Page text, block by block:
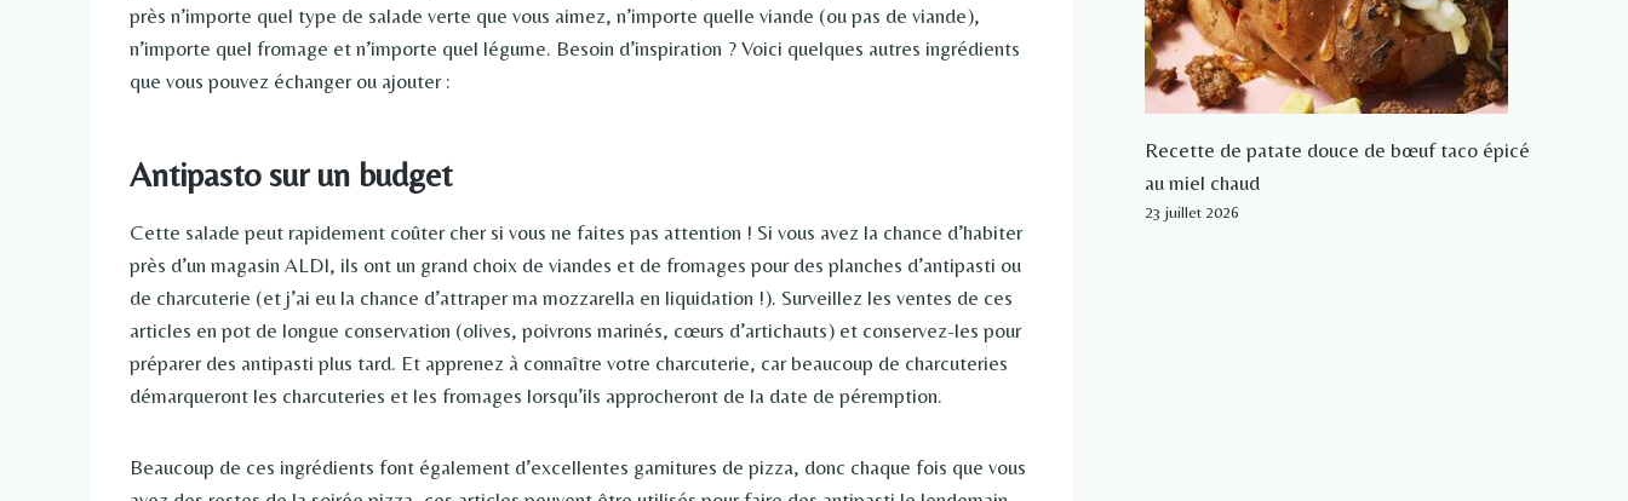
près n’importe quel type de salade verte que vous aimez, n’importe quelle viande (ou pas de viande),
n’importe quel fromage et n’importe quel légume. Besoin d’inspiration ? Voici quelques autres ingrédients
que vous pouvez échanger ou ajouter :
Antipasto sur un budget
Cette salade peut rapidement coûter cher si vous ne faites pas attention ! Si vous avez la chance d’habiter
près d’un magasin ALDI, ils ont un grand choix de viandes et de fromages pour des planches d’antipasti ou
de charcuterie (et j’ai eu la chance d’attraper ma mozzarella en liquidation !). Surveillez les ventes de ces
articles en pot de longue conservation (olives, poivrons marinés, cœurs d’artichauts) et conservez-les pour
préparer des antipasti plus tard. Et apprenez à connaître votre charcuterie, car beaucoup de charcuteries
démarqueront les charcuteries et les fromages lorsqu’ils approcheront de la date de péremption.
Beaucoup de ces ingrédients font également d’excellentes garnitures de pizza, donc chaque fois que vous
Recette de patate douce de bœuf taco épicé
au miel chaud
23 juillet 2026